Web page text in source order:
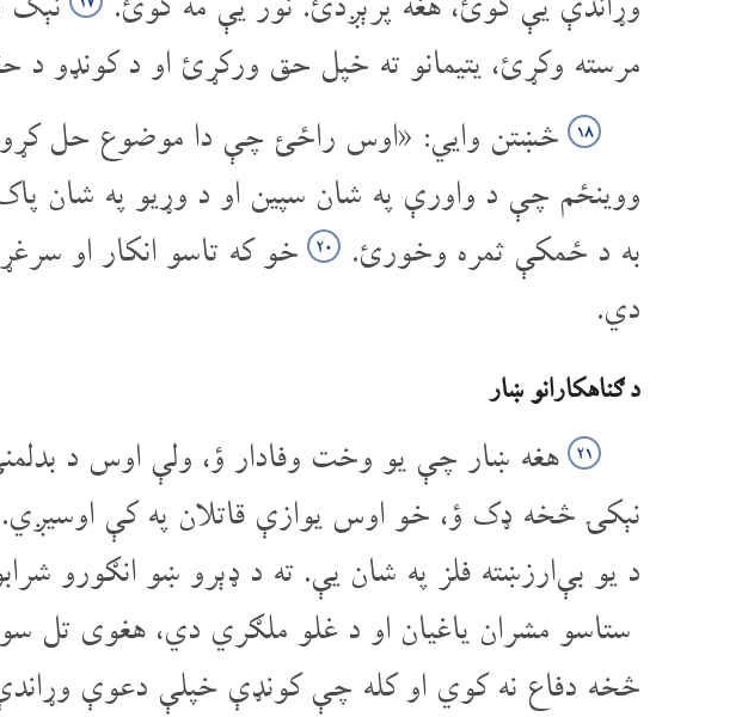
مرسته وکړئ، یتیمانو ته خپل حق ورکړئ او د کونډو
۱۸
څښتن وایي: «اوس راځئ چې دا موضوع حل کړو.
ووینځم چې د واورې په شان سپین او د وړیو په شان
به د ځمکې ثمره وخورئ.
۲۰
خو که تاسو انکار او
دي.
د ګناهکارانو ښار
۲۱
هغه ښار چې یو وخت وفادار ؤ، ولې اوس د
نېکۍ څخه ډک ؤ، خو اوس یوازې قاتلان په کې اوسیږي.
د یو بې‌ارزښته فلز په شان یې. ته د ډېرو ښو انګورو
ستاسو مشران یاغیان او د غلو ملګري دي، هغوی تل
څخه دفاع نه کوي او کله چې کونډې خپلې دعوې